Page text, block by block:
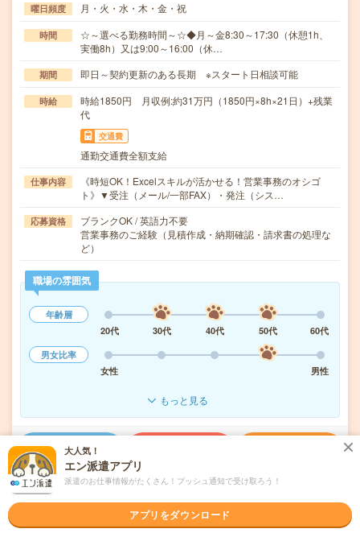
曜日頻度 月・火・水・木・金・祝
時間
☆～選べる勤務時間～☆◆月～金8:30～17:30（休憩1h、
実働8h）又は9:00～16:00（休…
期間 即日～契約更新のある長期 ※スタート日相談可能
時給
時給1850円 月収例:約31万円（1850円×8h×21日）+残業
代
交通費
通勤交通費全額支給
仕事内容
《時短OK！Excelスキルが活かせる！営業事務のオシゴ
ト》▼受注（メール/一部FAX）・発注（シス…
応募資格
ブランクOK / 英語力不要
営業事務のご経験（見積作成・納期確認・請求書の処理な
ど）
職場の雰囲気
年齢層
20代
30代 40代 50代
60代
男女比率
女性
男性
もっと見る
気になる!
派遣会社 株式会社アヴァンティスタッフ
未読 掲載日 2026/08/07
大人気！
エン派遣アプリ
派遣のお仕事情報がたくさん！プッシュ通知で受け取ろう！
アプリをダウンロード